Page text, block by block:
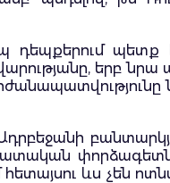
դեպքերում
երբ նրա
դատական
հետայսու ևս չեն